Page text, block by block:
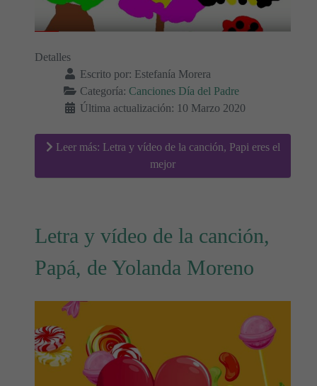
Detalles
Escrito por: Estefanía Morera
Categoría: Canciones Día del Padre
Última actualización: 10 Marzo 2020
Leer más: Letra y vídeo de la canción, Papi eres el
mejor
Letra y vídeo de la canción,
Papá, de Yolanda Moreno